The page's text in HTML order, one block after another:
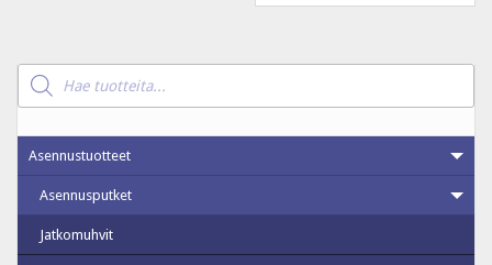
Products
search
Asennustuotteet
Asennusputket
Jatkomuhvit